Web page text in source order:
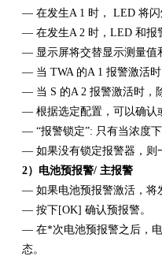
— 在发生A 1 时， LED 将
— 在发生A 2 时，LED 和报
— 显示屏将交替显示测量值
— 当 TWA 的A 1 报警激活
— 当 S 的A 2 报警激活时，
— 根据选定配置，可以确认
— “报警锁定”: 只有当浓度
— 如果没有锁定报警器，则
2）电池预报警/ 主报警
— 如果电池预报警激活，将
— 按下[OK] 确认预报警。
— 在*次电池预报警之后，
态。